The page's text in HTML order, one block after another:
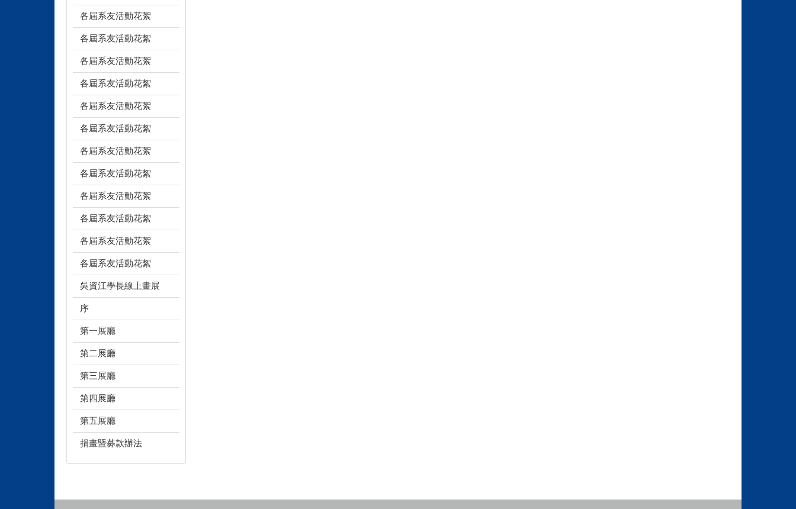
各屆系友活動花絮
各屆系友活動花絮
各屆系友活動花絮
各屆系友活動花絮
各屆系友活動花絮
各屆系友活動花絮
各屆系友活動花絮
各屆系友活動花絮
各屆系友活動花絮
各屆系友活動花絮
各屆系友活動花絮
各屆系友活動花絮
吳資江學長線上畫展
序
第一展廳
第二展廳
第三展廳
第四展廳
第五展廳
捐畫暨募款辦法